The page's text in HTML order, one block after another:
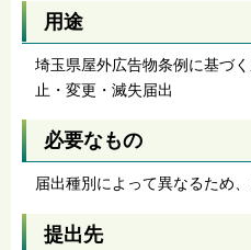
用途
埼玉県屋外広告物条例に基づ
止・変更・滅失届出
必要なもの
届出種別によって異なるため
提出先